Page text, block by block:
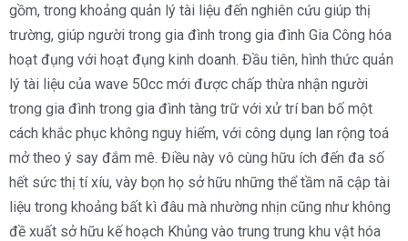
gồm, trong khoảng quản lý tài liệu đến nghiên cứu giúp thị
trường, giúp người trong gia đình trong gia đình Gia Công hóa
hoạt đụng với hoạt đụng kinh doanh. Đầu tiên, hình thức quản
lý tài liệu của wave 50cc mới được chấp thừa nhận người
trong gia đình trong gia đình tàng trữ với xử trí ban bố một
cách khắc phục không nguy hiểm, với công dụng lan rộng toá
mở theo ý say đắm mê. Điều này vô cùng hữu ích đến đa số
hết sức thị tí xíu, vày bọn họ sở hữu những thể tầm nã cập tài
liệu trong khoảng bất kì đâu mà nhường nhịn cũng như không
đề xuất sở hữu kế hoạch Khủng vào trung trung khu vật hóa